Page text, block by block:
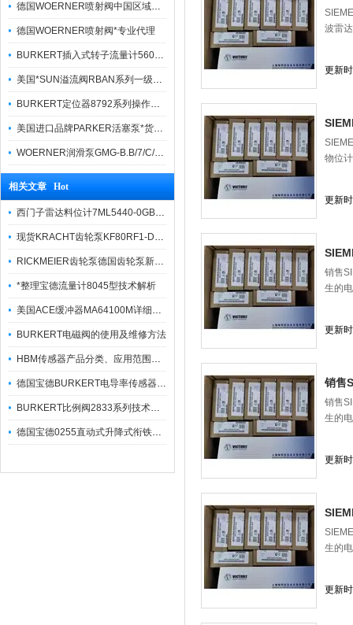
德国WOERNER喷射阀中国区域优势报价
德国WOERNER喷射阀*专业代理
BURKERT插入式转子流量计560860货真价实
美国*SUN溢流阀RBAN系列一级代理
BURKERT定位器8792系列操作方法简便
美国进口品牌PARKER活塞泵*货期快捷
WOERNER润滑泵GMG-B.B/7/C/0/G/0/08报价快
相关文章 Hot
西门子雷达料位计7ML5440-0GB00-0AA2产品概述
现货KRACHT齿轮泵KF80RF1-D15使用方法
RICKMEIER齿轮泵德国齿轮泵新R6系列系列详细概述
*整理宝德流量计8045型技术解析
美国ACE缓冲器MA64100M详细描述
BURKERT电磁阀的使用及维修方法
HBM传感器产品分类、应用范围及安装要点
德国宝德BURKERT电导率传感器介绍
BURKERT比例阀2833系列技术参数
德国宝德0255直动式升降式衔铁电磁阀参数
波雷
更新
物位
更新
销售
生的
更新
销售
销售
生的
更新
生的
更新